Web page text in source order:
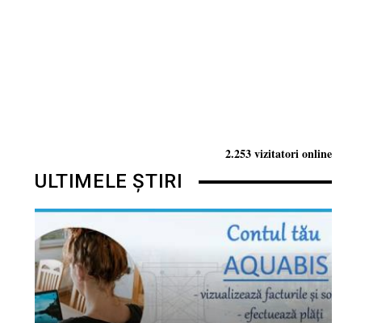
2.253 vizitatori online
ULTIMELE ȘTIRI